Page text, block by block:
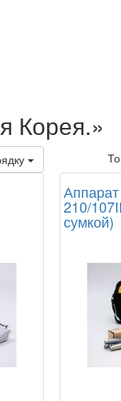
Корея.»
210/
сумкой)